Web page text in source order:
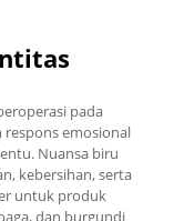
pada
emosional
Nuansa biru
kebersihan, serta
untuk produk
dan burgundi